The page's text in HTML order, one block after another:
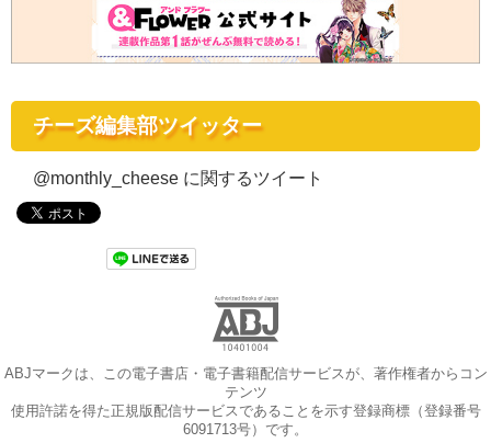
チーズ編集部ツイッター
@monthly_cheese に関するツイート
ABJマークは、この電子書店・電子書籍配信サービスが、著作権者からコン
テンツ
使用許諾を得た正規版配信サービスであることを示す登録商標（登録番号
6091713号）です。